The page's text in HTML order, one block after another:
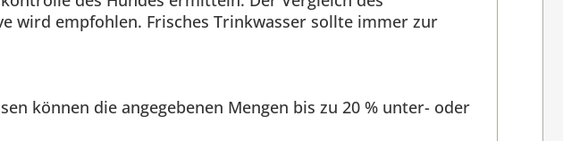
wird empfohlen. Frisches Trinkwasser sollte immer zur
können die angegebenen Mengen bis zu 20 % unter- oder